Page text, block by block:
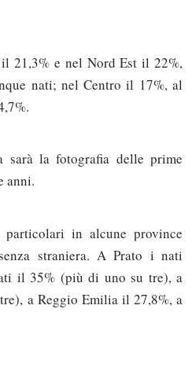
21,3% e nel Nord Est il 22%,
nati; nel Centro il 17%, al
sarà la fotografia delle prime
anni.
in alcune province
straniera. A Prato i nati
il 35% (più di uno su tre), a
a Reggio Emilia il 27,8%, a